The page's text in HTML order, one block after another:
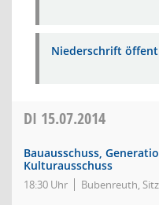
Niederschrift
DI 15.07.2014
Bauausschuss,
Kulturausschuss
18:30 Uhr Bubenreuth,